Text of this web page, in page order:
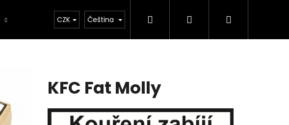
Kontakty Obchodní podmínky Moje objednávka
CZK Čeština Hledat PřihlášeníNákupní
KFC Fat Molly